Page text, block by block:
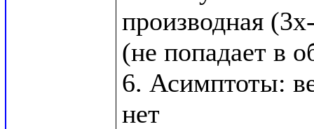
производная
(не попадает в
6. Асимптоты:
нет